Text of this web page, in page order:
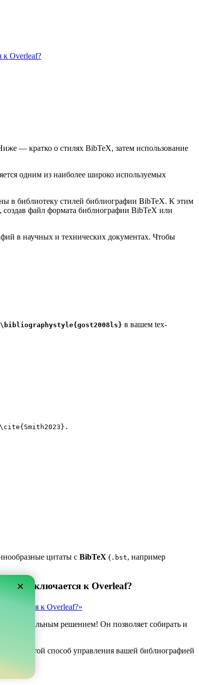
к Overleaf?
— кратко о стилях BibTeX, затем использование
одним из наиболее широко используемых
в библиотеку стилей библиографии BibTeX. К этим
файл формата библиографии BibTeX или
в научных и технических документах. Чтобы
\bibliographystyle{gost2008ls} в вашем tex-
\cite{ Smith2023 }.
цитаты с BibTeX ( .bst, например
подключается к Overleaf?
к Overleaf?»
идеальным решением! Он позволяет собирать и
простой способ управления вашей библиографией
×